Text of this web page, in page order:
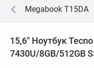
Megabook T15DA
15,6" Ноутбук
7430U/8GB/512GB